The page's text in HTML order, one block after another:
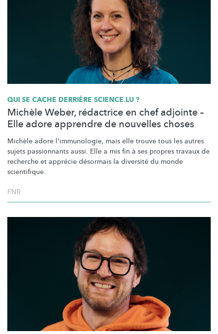
QUI SE CACHE DERRIÈRE SCIENCE.LU ?
Michèle Weber, rédactrice en chef adjointe –
Elle adore apprendre de nouvelles choses
Michèle adore l'immunologie, mais elle trouve tous les autres
sujets passionnants aussi. Elle a mis fin à ses propres travaux de
recherche et apprécie désormais la diversité du monde
scientifique.
FNR